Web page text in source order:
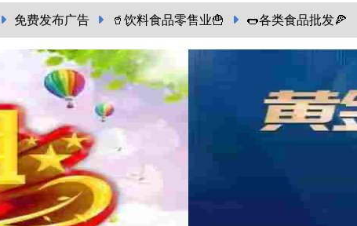
免费发布广告 🥤饮料食品零售业🍟 🌭各类食品批发🍕